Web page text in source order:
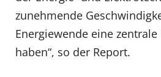
zunehmende
Energiewende eine
haben“, so der Report.